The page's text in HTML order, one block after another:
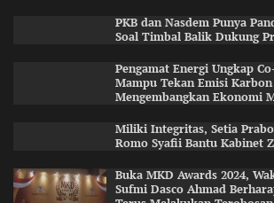
PKB dan Nasdem Punya
Soal Timbal Balik Dukung
Pengamat Energi Ungkap
Mampu Tekan Emisi
Mengembangkan Ekonomi
Miliki Integritas, Setia
Romo Syafii Bantu Kabinet
Buka MKD Awards 2024,
Sufmi Dasco Ahmad